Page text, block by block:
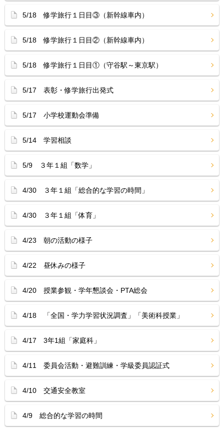
5/18 修学旅行１日目③（新幹線車内）
5/18 修学旅行１日目②（新幹線車内）
5/18 修学旅行１日目①（守谷駅～東京駅）
5/17 表彰・修学旅行出発式
5/17 小学校運動会準備
5/14 学習相談
5/9 ３年１組「数学」
4/30 ３年１組「総合的な学習の時間」
4/30 ３年１組「体育」
4/23 朝の活動の様子
4/22 昼休みの様子
4/20 授業参観・学年懇談会・PTA総会
4/18 「全国・学力学習状況調査」「美術科授業」
4/17 3年1組「家庭科」
4/11 委員会活動・避難訓練・学級委員認証式
4/10 交通安全教室
4/9 総合的な学習の時間